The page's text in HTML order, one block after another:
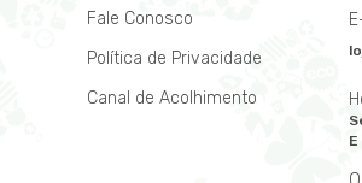
Fale Conosco
Política de Privacidade
Canal de Acolhimento